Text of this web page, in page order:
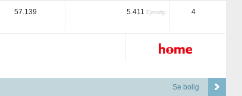
57.139 5.411 Ejerudg. 4
Se bolig